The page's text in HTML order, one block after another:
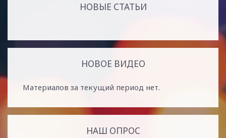
НОВЫЕ СТАТЬИ
НОВОЕ ВИДЕО
Материалов за текущий период нет.
НАШ ОПРОС